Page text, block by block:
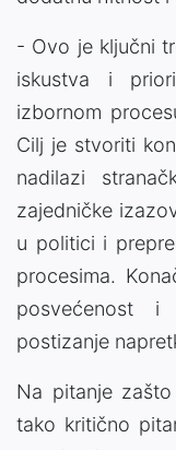
- Ovo je ključni
iskustva i
izbornom
Cilj je stvoriti
nadilazi
zajedničke
u politici i
procesima.
posvećenost
postizanje
Na pitanje
tako kritično